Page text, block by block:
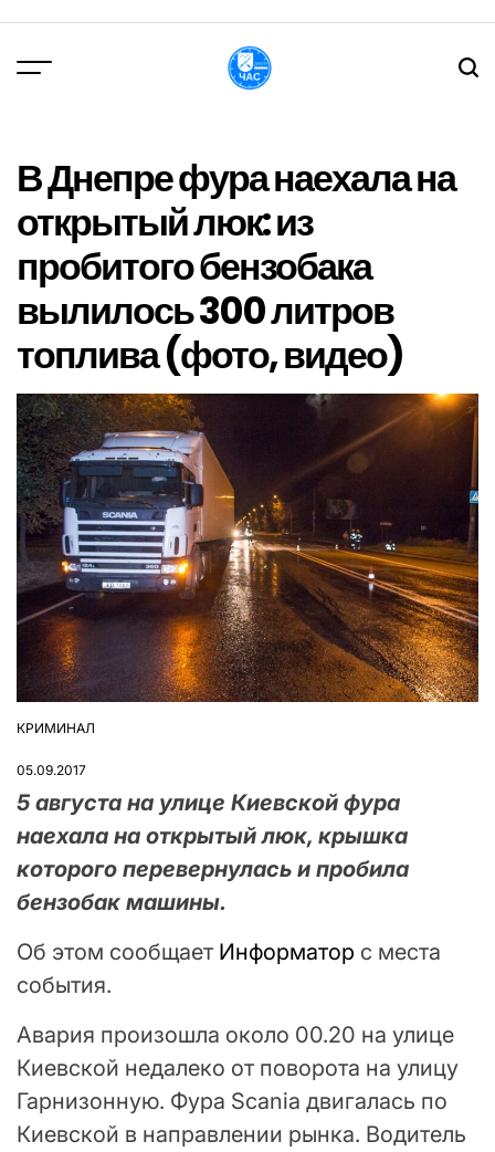
вмісту
В Днепре фура наехала на
открытый люк: из
пробитого бензобака
вылилось 300 литров
топлива (фото, видео)
ОПУБЛІКУВАТИ
КРИМИНАЛ
05.09.2017
5 августа на улице Киевской фура
наехала на открытый люк, крышка
которого перевернулась и пробила
бензобак машины.
Об этом сообщает Информатор с места
события.
Авария произошла около 00.20 на улице
Киевской недалеко от поворота на улицу
Гарнизонную. Фура Scania двигалась по
Киевской в направлении рынка. Водитель